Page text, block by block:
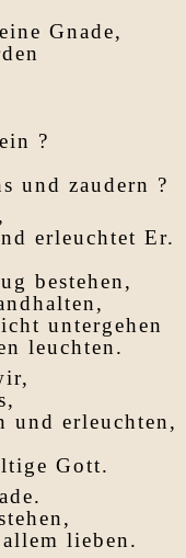
Gnade,
?
und zaudern ?
erleuchtet Er.
bestehen,
untergehen
leuchten.
und erleuchten,
Gott.
lieben.